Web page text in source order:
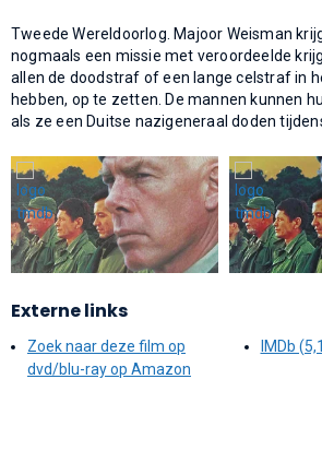
Tweede Wereldoorlog. Majoor Weisman
nogmaals een missie met veroordeelde
allen de doodstraf of een lange celstraf in
hebben, op te zetten. De mannen kunnen
als ze een Duitse nazigeneraal doden
Externe links
Zoek naar deze film op
dvd/blu-ray op Amazon
IMDb